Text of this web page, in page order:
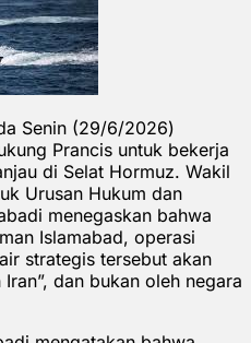
Senin (29/6/2026)
Prancis untuk bekerja
di Selat Hormuz. Wakil
Urusan Hukum dan
menegaskan bahwa
Islamabad, operasi
strategis tersebut akan
dan bukan oleh negara